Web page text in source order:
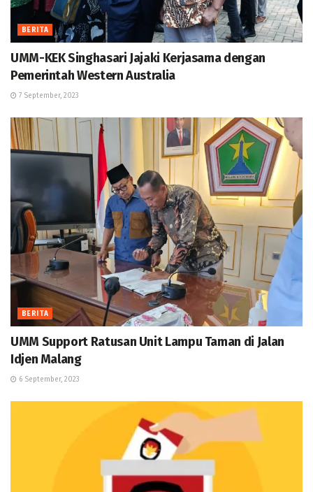
BERITA
UMM-KEK Singhasari Jajaki Kerjasama dengan
Pemerintah Western Australia
7 September, 2023
BERITA
UMM Support Ratusan Unit Lampu Taman di Jalan
Idjen Malang
6 September, 2023